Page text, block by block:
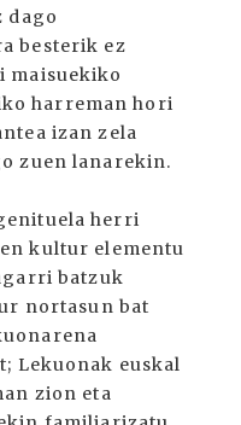
dago
besterik ez
maisuekiko
harreman hori
izan zela
zuen lanarekin.
herri
kultur elementu
batzuk
nortasun bat
Lekuonak euskal
zion eta